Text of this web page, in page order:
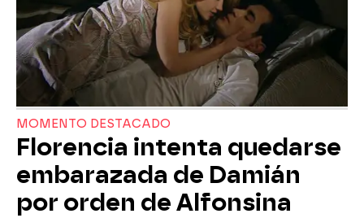
MOMENTO DESTACADO
Florencia intenta quedarse
embarazada de Damián
por orden de Alfonsina